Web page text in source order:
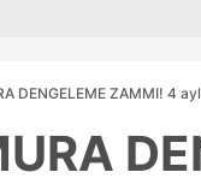
DENGELEME ZAMMI! 4